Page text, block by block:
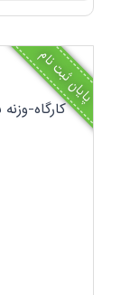
پایان ثبت نام